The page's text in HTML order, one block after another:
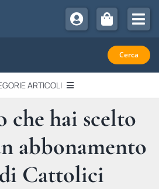
Cerca
ARTICOLI
EDITORIALI
NUMERO
che hai scelto
abbonamento
Cattolici